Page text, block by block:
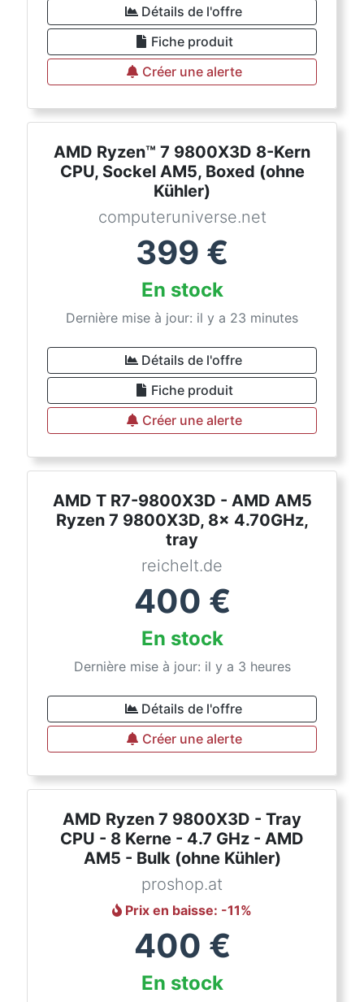
Détails de l'offre
Fiche produit
Créer une alerte
AMD Ryzen™ 7 9800X3D 8-Kern
CPU, Sockel AM5, Boxed (ohne
Kühler)
computeruniverse.net
399 €
En stock
Dernière mise à jour: il y a 23 minutes
Détails de l'offre
Fiche produit
Créer une alerte
AMD T R7-9800X3D - AMD AM5
Ryzen 7 9800X3D, 8x 4.70GHz,
tray
reichelt.de
400 €
En stock
Dernière mise à jour: il y a 3 heures
Détails de l'offre
Créer une alerte
AMD Ryzen 7 9800X3D - Tray
CPU - 8 Kerne - 4.7 GHz - AMD
AM5 - Bulk (ohne Kühler)
proshop.at
Prix en baisse: -11%
400 €
En stock